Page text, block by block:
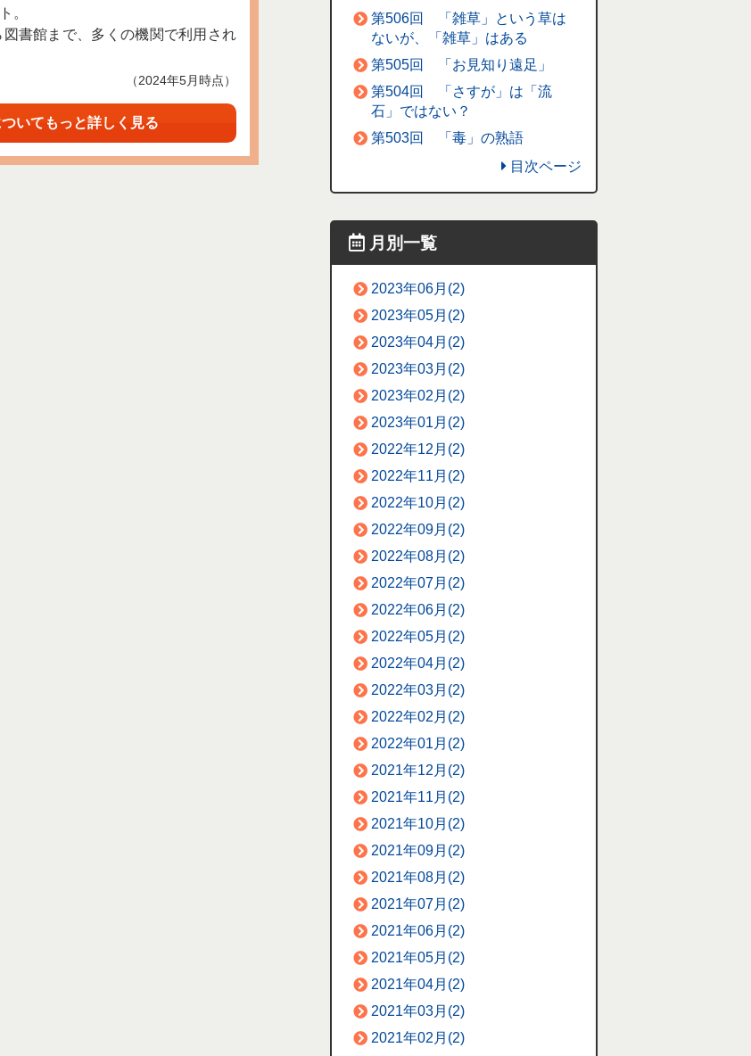
。
書館まで、多くの機関で利用され
（2024年5月時点）
いてもっと詳しく見る
第506回 「雑草」という草は
ないが、「雑草」はある
第505回 「お見知り遠足」
第504回 「さすが」は「流
石」ではない？
第503回 「毒」の熟語
目次ページ
月別一覧
2023年06月(2)
2023年05月(2)
2023年04月(2)
2023年03月(2)
2023年02月(2)
2023年01月(2)
2022年12月(2)
2022年11月(2)
2022年10月(2)
2022年09月(2)
2022年08月(2)
2022年07月(2)
2022年06月(2)
2022年05月(2)
2022年04月(2)
2022年03月(2)
2022年02月(2)
2022年01月(2)
2021年12月(2)
2021年11月(2)
2021年10月(2)
2021年09月(2)
2021年08月(2)
2021年07月(2)
2021年06月(2)
2021年05月(2)
2021年04月(2)
2021年03月(2)
2021年02月(2)